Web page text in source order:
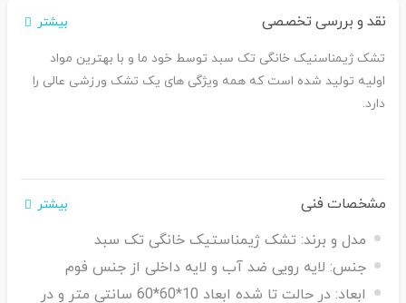
نقد و بررسی تخصصی بیشتر
تشک ژیمناسنیک خانگی تک سبد توسط خود ما و با بهترین مواد
اولیه تولید شده است که همه ویژگی های یک تشک ورزشی عالی را
دارد.
مشخصات فنی بیشتر
مدل و برند: تشک ژیمناستیک خانگی تک سبد
جنس: لایه رویی ضد آب و لایه داخلی از جنس فوم
ابعاد:
در حالت تا شده ابعاد 10*60*60 سانتی متر و در